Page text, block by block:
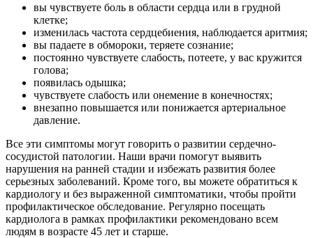
вы чувствуете боль в области сердца или в грудной
клетке;
изменилась частота сердцебиения, наблюдается аритмия;
вы падаете в обмороки, теряете сознание;
постоянно чувствуете слабость, потеете, у вас кружится
голова;
появилась одышка;
чувствуете слабость или онемение в конечностях;
внезапно повышается или понижается артериальное
давление.
Все эти симптомы могут говорить о развитии сердечно-
сосудистой патологии. Наши врачи помогут выявить
нарушения на ранней стадии и избежать развития более
серьезных заболеваний. Кроме того, вы можете обратиться к
кардиологу и без выраженной симптоматики, чтобы пройти
профилактическое обследование. Регулярно посещать
кардиолога в рамках профилактики рекомендовано всем
людям в возрасте 45 лет и старше.